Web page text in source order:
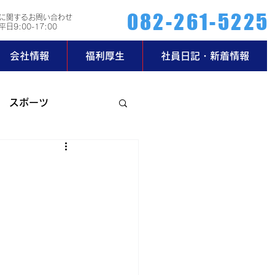
関するお問い合わせ
日9:00-17:00
082-261-5225
会社情報 福利厚生 社員日記・新着情報
スポーツ